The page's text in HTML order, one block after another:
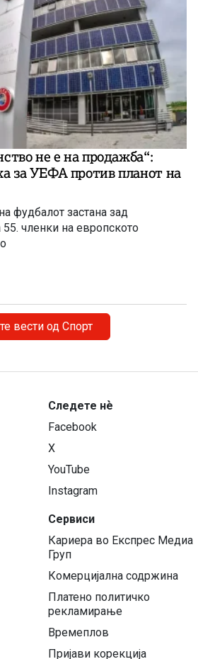
не е на продажба“:
за УЕФА против планот на
фудбалот застана зад
55. членки на европското
вести од Спорт
Следете нѐ
Facebook
X
YouTube
Instagram
Сервиси
Кариера во Експрес Медиа
Груп
Комерцијална содржина
Платено политичко
рекламирање
Времеплов
Пријави корекција